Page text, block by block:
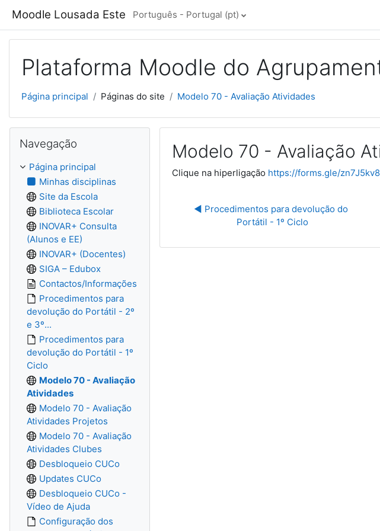
Moodle Lousada Este Português - Portugal ‎(pt)‎
Plataforma Moodle do
Página principal Páginas do site Modelo 70 - Avaliação Atividades
Modelo 70 - Avaliação
Clique na hiperligação https://forms.gle/
◀︎ Procedimentos para devolução do
Portátil - 1º Ciclo
Ir
Navegação
Página principal
Minhas disciplinas
Site da Escola
Biblioteca Escolar
INOVAR+ Consulta
(Alunos e EE)
INOVAR+ (Docentes)
SIGA – Edubox
Contactos/Informações
Procedimentos para
devolução do Portátil - 2º
e 3º...
Procedimentos para
devolução do Portátil - 1º
Ciclo
Modelo 70 - Avaliação
Atividades
Modelo 70 - Avaliação
Atividades Projetos
Modelo 70 - Avaliação
Atividades Clubes
Desbloqueio CUCo
Updates CUCo
Desbloqueio CUCo -
Vídeo de Ajuda
Configuração dos